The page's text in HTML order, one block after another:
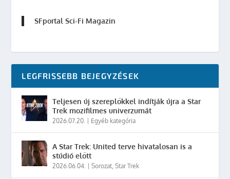
SFportal Sci-Fi Magazin
LEGFRISSEBB BEJEGYZÉSEK
Teljesen új szereplőkkel indítják újra a Star
Trek mozifilmes univerzumát
2026.07.20. Egyéb kategória
A Star Trek: United terve hivatalosan is a
stúdió előtt
2026.06.04. |Sorozat,Star Trek